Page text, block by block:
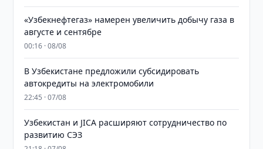
«Узбекнефтегаз» намерен увеличить добычу газа в
августе и сентябре
00:16 · 08/08
В Узбекистане предложили субсидировать
автокредиты на электромобили
22:45 · 07/08
Узбекистан и JICA расширяют сотрудничество по
развитию СЭЗ